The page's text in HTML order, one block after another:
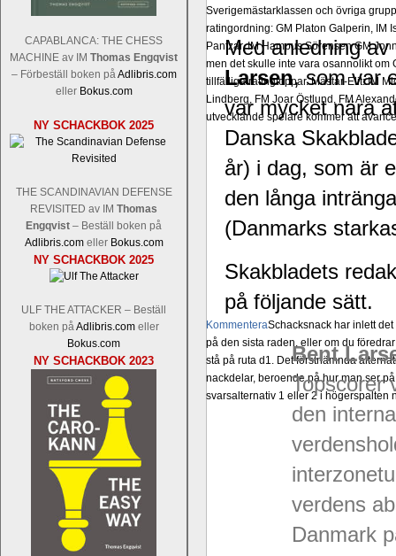
CAPABLANCA: THE CHESS
MACHINE av IM Thomas Engqvist
– Förbeställ boken påAdlibris.com
eller Bokus.com
NY SCHACKBOK 2025
THE SCANDINAVIAN DEFENSE
REVISITED av IM Thomas
Engqvist – Beställ boken på
Adlibris.comeller Bokus.com
NY SCHACKBOK 2025
ULF THE ATTACKER – Beställ
boken påAdlibris.comeller
Bokus.com
NY SCHACKBOK 2023
Sverigemästarklassen och övriga
ratingordning: GM Platon Galperin, IM
Pantzar, IM Hampus Sörensen GM
men det skulle inte vara osannolikt om
tillfälliga ratingtoppar. Mästar-Elit: IM
Lindberg, FM Joar Östlund, FM
utvecklande spelare kommer att
KommenteraSchacksnack har inlett
på den sista raden, eller om du
stå på ruta d1. Det förstnämnda
nackdelar, beroende på hur man ser
svarsalternativ 1 eller 2 i högerspalten
Med anledning
Larsen, som var
var mycket nära
Danska
år) i dag, som är
den långa
(Danmarks
Skakbladets
på följande sätt.
Bent
Topscorer
den
verdens
Danmark